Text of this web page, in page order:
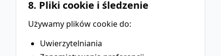
8. Pliki cookie i śledzenie
Używamy plików cookie do:
Uwierzytelniania